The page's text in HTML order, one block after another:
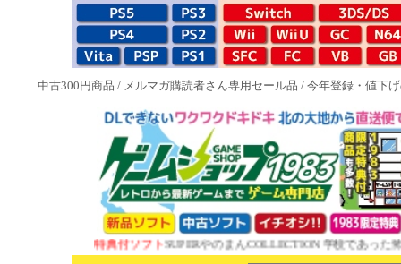
中古300円商品 / メルマガ購読者さん専用セール品 / 今年登録・値下
NEW 1983特典付ソフトSUPERやのまんCOLLECTION 学校であった怖い